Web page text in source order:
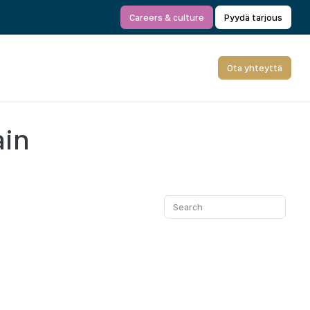
Careers & culture Pyydä tarjous
Ota yhteyttä